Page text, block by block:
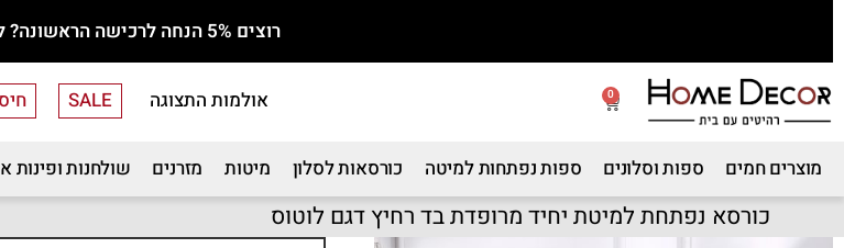
רוצים 5% הנחה לרכישה הראשונה? לחצו כאן!
0 אולמות התצוגה SALE
מוצרים חמים ספות וסלונים ספות נפתחות למיטה כורסאות לסלון מיטות מזרנים שולחנות ופינות
כורסא נפתחת למיטת יחיד מרופדת בד רחיץ דגם לוטוס